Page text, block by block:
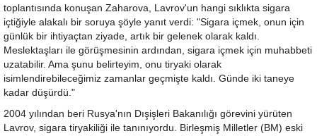
toplantısında konuşan Zaharova, Lavrov'un hangi sıklıkta sigara
içtiğiyle alakalı bir soruya şöyle yanıt verdi: "Sigara içmek, onun için
günlük bir ihtiyaçtan ziyade, artık bir gelenek olarak kaldı.
Meslektaşları ile görüşmesinin ardından, sigara içmek için muhabbeti
uzatabilir. Ama şunu belirteyim, onu tiryaki olarak
isimlendirebileceğimiz zamanlar geçmişte kaldı. Günde iki taneye
kadar düşürdü."
2004 yılından beri Rusya'nın Dışişleri Bakanılığı görevini yürüten
Lavrov, sigara tiryakiliği ile tanınıyordu. Birleşmiş Milletler (BM) eski